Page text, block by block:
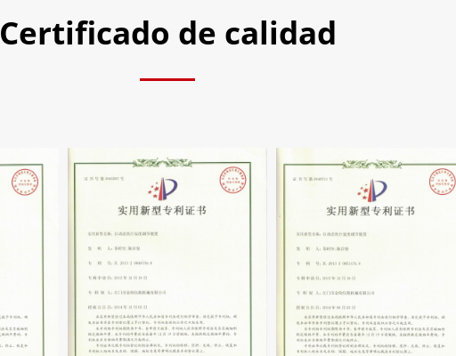
Certificado de calidad